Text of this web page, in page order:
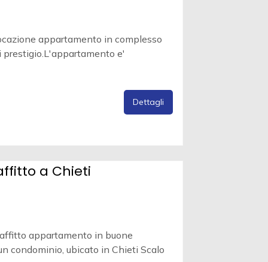
appartamento in complesso
e'
Dettagli
a Chieti
appartamento in buone
condominio, ubicato in Chieti Scalo